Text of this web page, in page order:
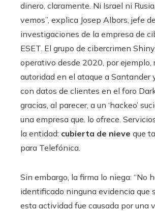
dinero, claramente. Ni Israel ni
vemos”, explica Josep Albors, jefe de
investigaciones de la empresa de
ESET. El grupo de cibercrimen
operativo desde 2020, por ejemplo,
autoridad en el ataque a Santander
con datos de clientes en el foro
gracias, al parecer, a un ‘hackeo’
una empresa que. lo ofrece.
la entidad: cubierta de nieve que
para Telefónica.
Sin embargo, la firma lo niega: “No
identificado ninguna evidencia que
esta actividad fue causada por una